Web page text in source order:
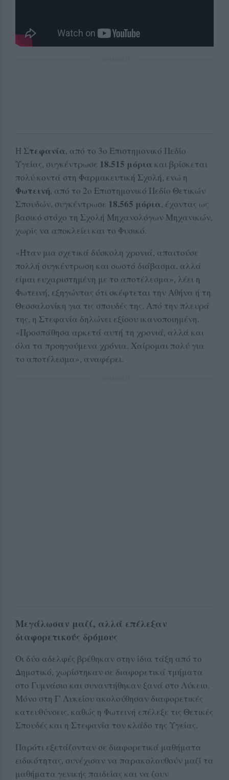
Η Στεφανία, από το 3ο Επιστημονικό Πεδίο
Υγείας, συγκέντρωσε 18.515 μόρια και βρίσκεται
πολύ κοντά στη Φαρμακευτική Σχολή, ενώ η
Φωτεινή, από το 2ο Επιστημονικό Πεδίο Θετικών
Σπουδών, συγκέντρωσε 18.565 μόρια, έχοντας ως
βασικό στόχο τη Σχολή Μηχανολόγων Μηχανικών,
χωρίς να αποκλείει και το Φυσικό.
«Ήταν μια σχετικά δύσκολη χρονιά, απαιτούσε
πολλή συγκέντρωση και σωστό διάβασμα, αλλά
είμαι ευχαριστημένη με το αποτέλεσμα», λέει η
Φωτεινή, εξηγώντας ότι σκέφτεται την Αθήνα ή τη
Θεσσαλονίκη για τις σπουδές της. Από την πλευρά
της, η Στεφανία δηλώνει εξίσου ικανοποιημένη.
«Προσπάθησα αρκετά αυτή τη χρονιά, αλλά και
όλα τα προηγούμενα χρόνια. Χαίρομαι πολύ για
το αποτέλεσμα», αναφέρει.
Μεγάλωσαν μαζί, αλλά επέλεξαν
διαφορετικούς δρόμους
Οι δύο αδελφές βρέθηκαν στην ίδια τάξη από το
Δημοτικό, χωρίστηκαν σε διαφορετικά τμήματα
στο Γυμνάσιο και συναντήθηκαν ξανά στο Λύκειο.
Μόνο στη Γ' Λυκείου ακολούθησαν διαφορετικές
κατευθύνσεις, καθώς η Φωτεινή επέλεξε τις Θετικές
Σπουδές και η Στεφανία τον κλάδο της Υγείας.
Παρότι εξετάζονταν σε διαφορετικά μαθήματα
ειδικότητας, συνέχισαν να παρακολουθούν μαζί τα
μαθήματα γενικής παιδείας και να ζουν